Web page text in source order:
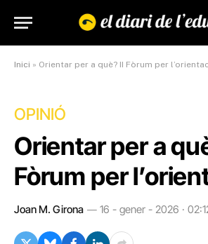
Inici » Orientar per a què? II Fòrum per
OPINIÓ
Orientar per a
Fòrum per
Joan M. Girona 16 - gener - 2026 ·